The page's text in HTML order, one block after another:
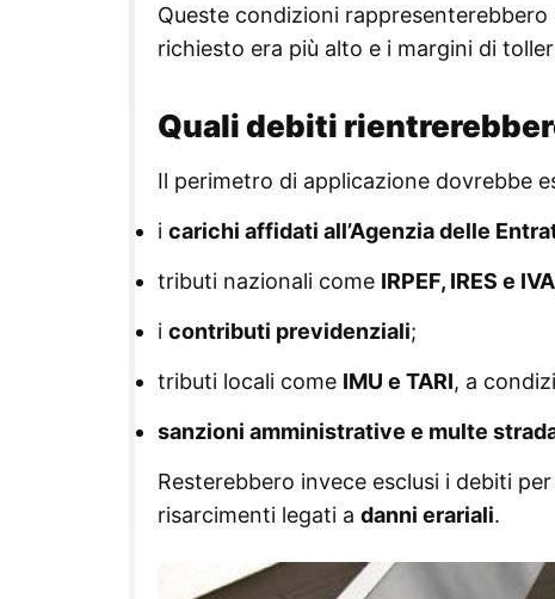
Queste condizioni
richiesto era più alto e i margini di
Quali debiti
Il perimetro di applicazione dovrebbe
i carichi affidati all’Agenzia delle
tributi nazionali come IRPEF, IRES e IVA
i contributi previdenziali;
tributi locali come IMU e TARI, a
sanzioni amministrative e multe
Resterebbero invece esclusi i debiti per
risarcimenti legati a danni erariali.